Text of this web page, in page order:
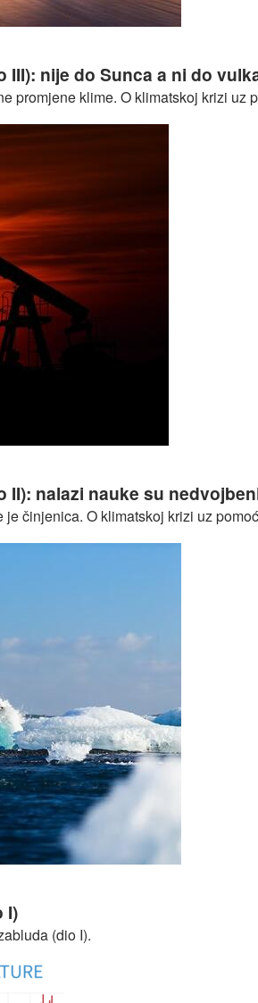
III): nije do Sunca a ni do
promjene klime. O klimatskoj krizi uz
II): nalazi nauke su
činjenica. O klimatskoj krizi uz
I)
(dio I).